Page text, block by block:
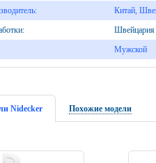
Китай,
Швейцария
Мужской
Nidecker Похожие модели